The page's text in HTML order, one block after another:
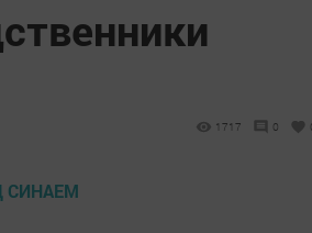
1717 0